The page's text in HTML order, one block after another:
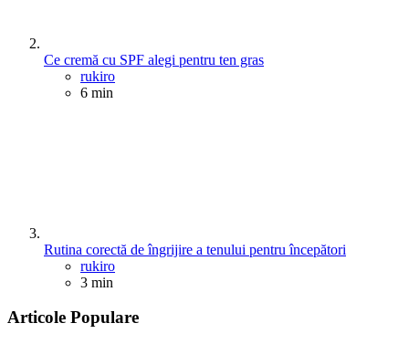
Ce cremă cu SPF alegi pentru ten gras
Posted
rukiro
6 min
Rutina corectă de îngrijire a tenului pentru începători
Posted
rukiro
3 min
Articole Populare